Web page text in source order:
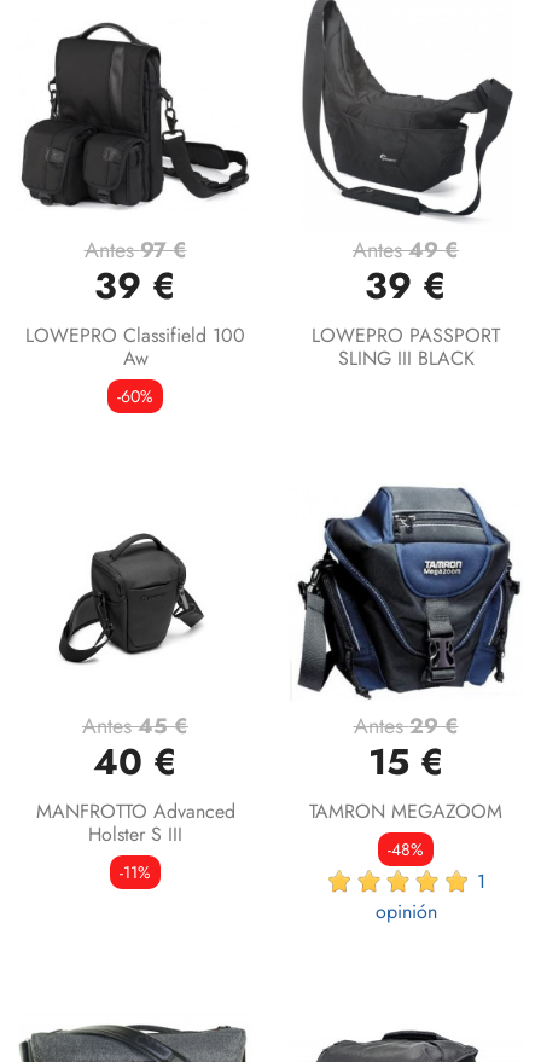
Antes97 €
39 €
LOWEPRO Classifield 100
Aw
-60%
Antes49 €
39 €
LOWEPRO PASSPORT
SLING III BLACK
Antes45 €
40 €
MANFROTTO Advanced
Holster S III
-11%
Antes29 €
15 €
TAMRON MEGAZOOM
-48%
1
opinión